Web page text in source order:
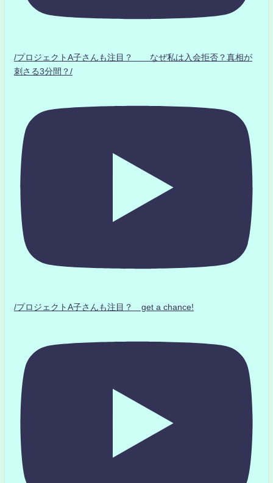
/プロジェクトA子さんも注目？ なぜ私は入会拒否？真相が
刺さる3分間？/
/プロジェクトA子さんも注目？ get a chance!